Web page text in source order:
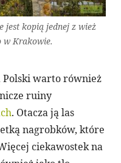
jest kopią jednej z wież
w Krakowie.
Polski warto również
ruiny
. Otacza ją las
nagrobków, które
ciekawostek na